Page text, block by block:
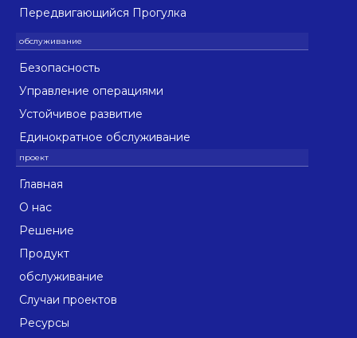
Передвигающийся Прогулка
Безопасность
Управление операциями
Устойчивое развитие
Единократное обслуживание
Главная
О нас
Решение
Продукт
обслуживание
Случаи проектов
Ресурсы